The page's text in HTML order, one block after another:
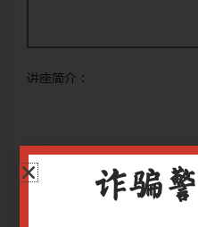
讲座简介：
本讲座将介绍耳聋耳鸣的
疗，在解读突发性聋指南
诈骗